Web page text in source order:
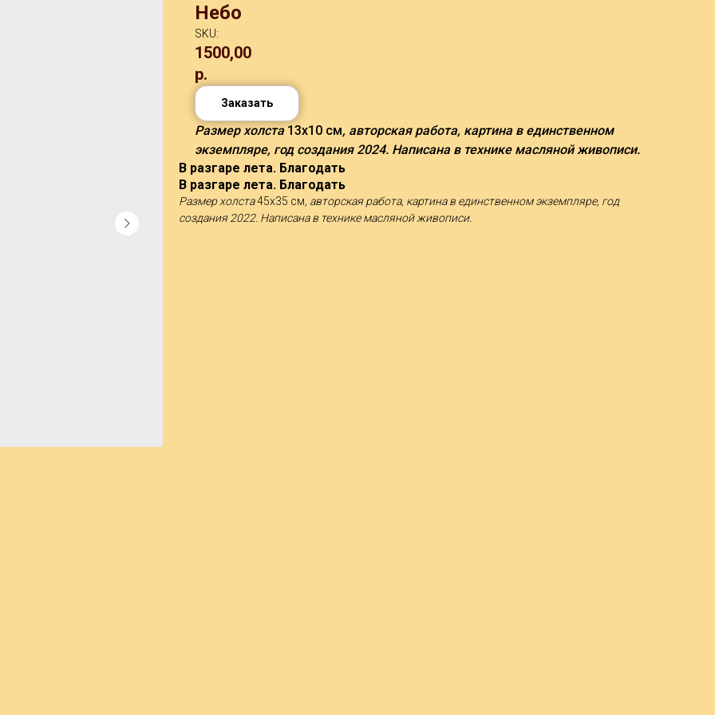
Небо
SKU:
1500,00
р.
Заказать
Размер холста13х10 см, авторская работа, картина в единственном
экземпляре, год создания 2024. Написана в технике масляной живописи.
В разгаре лета. Благодать
В разгаре лета. Благодать
Размер холста45х35 см, авторская работа, картина в единственном экземпляре, год
создания 2022. Написана в технике масляной живописи.